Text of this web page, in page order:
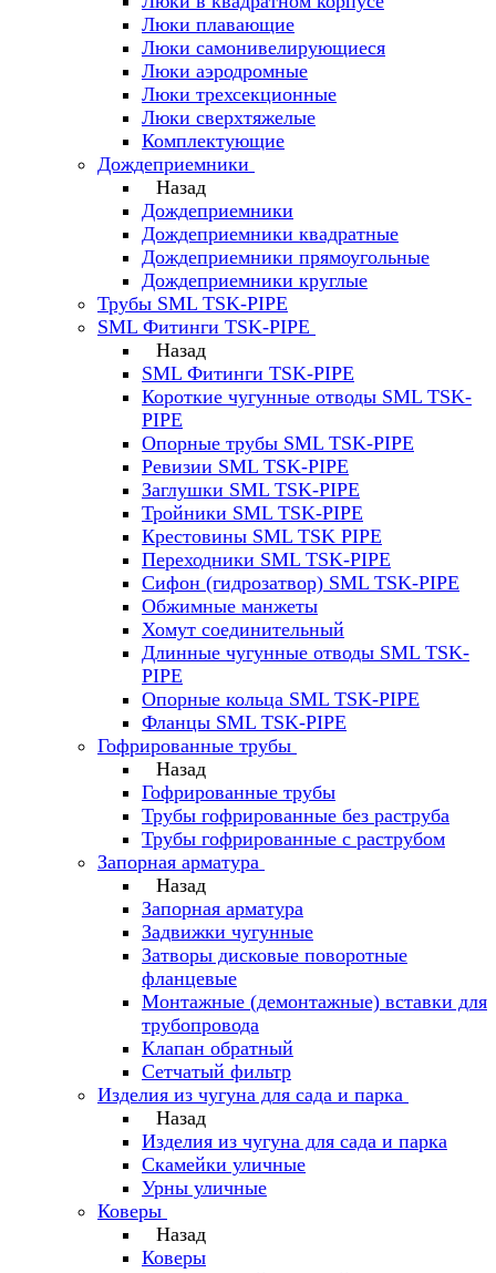
Люки плавающие
Люки самонивелирующиеся
Люки аэродромные
Люки трехсекционные
Люки сверхтяжелые
Комплектующие
Дождеприемники
Назад
Дождеприемники
Дождеприемники квадратные
Дождеприемники прямоугольные
Дождеприемники круглые
Трубы SML TSK-PIPE
SML Фитинги TSK-PIPE
Назад
SML Фитинги TSK-PIPE
Короткие чугунные отводы SML TSK-
PIPE
Опорные трубы SML TSK-PIPE
Ревизии SML TSK-PIPE
Заглушки SML TSK-PIPE
Тройники SML TSK-PIPE
Крестовины SML TSK PIPE
Переходники SML TSK-PIPE
Сифон (гидрозатвор) SML TSK-PIPE
Обжимные манжеты
Хомут соединительный
Длинные чугунные отводы SML TSK-
PIPE
Опорные кольца SML TSK-PIPE
Фланцы SML TSK-PIPE
Гофрированные трубы
Назад
Гофрированные трубы
Трубы гофрированные без раструба
Трубы гофрированные с раструбом
Запорная арматура
Назад
Запорная арматура
Задвижки чугунные
Затворы дисковые поворотные
фланцевые
Монтажные (демонтажные) вставки для
трубопровода
Клапан обратный
Сетчатый фильтр
Изделия из чугуна для сада и парка
Назад
Изделия из чугуна для сада и парка
Скамейки уличные
Урны уличные
Коверы
Назад
Коверы